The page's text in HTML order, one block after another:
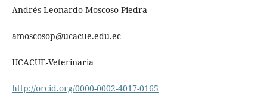
Andrés Leonardo Moscoso Piedra
amoscosop@ucacue.edu.ec
UCACUE-Veterinaria
http://orcid.org/0000-0002-4017-0165